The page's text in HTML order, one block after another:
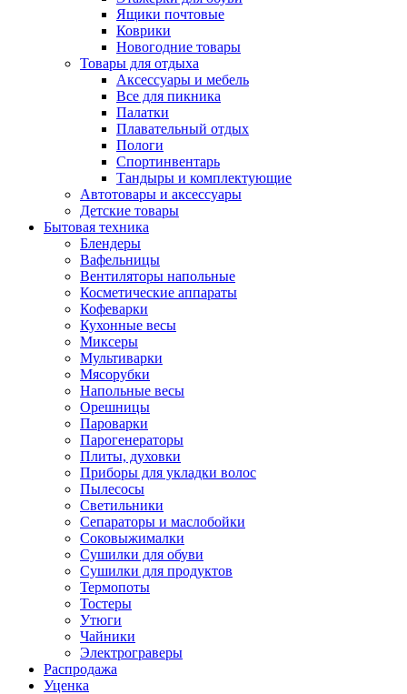
Ящики почтовые
Коврики
Новогодние товары
Товары для отдыха
Аксессуары и мебель
Все для пикника
Палатки
Плавательный отдых
Пологи
Спортинвентарь
Тандыры и комплектующие
Автотовары и аксессуары
Детские товары
Бытовая техника
Блендеры
Вафельницы
Вентиляторы напольные
Косметические аппараты
Кофеварки
Кухонные весы
Миксеры
Мультиварки
Мясорубки
Напольные весы
Орешницы
Пароварки
Парогенераторы
Плиты, духовки
Приборы для укладки волос
Пылесосы
Светильники
Сепараторы и маслобойки
Соковыжималки
Сушилки для обуви
Сушилки для продуктов
Термопоты
Тостеры
Утюги
Чайники
Электрограверы
Распродажа
Уценка